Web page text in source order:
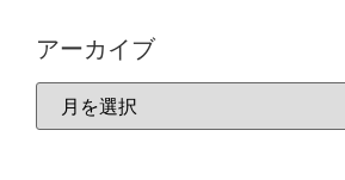
アーカイブ